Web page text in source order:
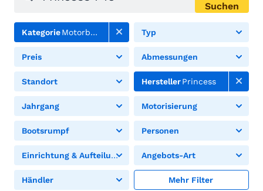
Suchen
KategorieMotorboote Typ
Preis Abmessungen
Standort HerstellerPrincess
Jahrgang Motorisierung
Bootsrumpf Personen
Einrichtung & Aufteilung Angebots-Art
Händler Mehr Filter